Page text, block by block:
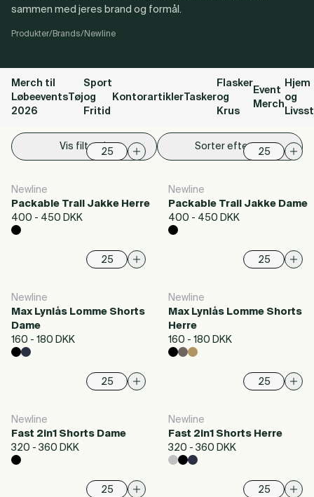
sammen med jeres brand og formål.
Produkter/ Brands/ Newline
Merch til
Løbeevents
2026
Tøj
Sport
og
Fritid
Kontorartikler Tasker
Flasker
og
Krus
Event
Merch
Hjem
og
Vis filter Sorter efter
Newline
Packable Trail Jakke Herre
400 - 450 DKK
Newline
Packable Trail Jakke Dame
400 - 450 DKK
Newline
Max Lynlås Lomme Shorts
Dame
160 - 180 DKK
Newline
Max Lynlås Lomme Shorts
Herre
160 - 180 DKK
Newline
Fast 2in1 Shorts Dame
320 - 360 DKK
Newline
Fast 2in1 Shorts Herre
320 - 360 DKK